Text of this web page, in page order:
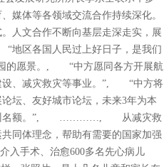
媒体等各领域交流合作持续深化。
人文合作不断向基层走深走实，展
区各国人民过上好日子，是我们
园的愿景。, “中方愿同各方开展航
设、减灾救灾等事业。”, “中方将
坛、友好城市论坛，未来3年为本
源培训名额。”, …………, 从减灾救
同体理念，帮助有需要的国家加强
手术、治愈600多名先心病儿